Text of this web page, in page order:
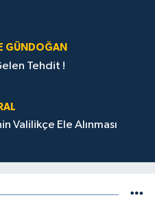
GÜNDOĞAN
Tehdit !
Valilikçe Ele Alınması